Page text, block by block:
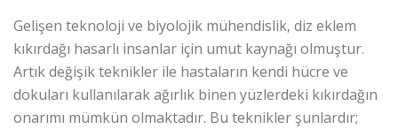
Gelişen teknoloji ve biyolojik mühendislik, diz eklem
kıkırdağı hasarlı insanlar için umut kaynağı olmuştur.
Artık değişik teknikler ile hastaların kendi hücre ve
dokuları kullanılarak ağırlık binen yüzlerdeki kıkırdağın
onarımı mümkün olmaktadır. Bu teknikler şunlardır;